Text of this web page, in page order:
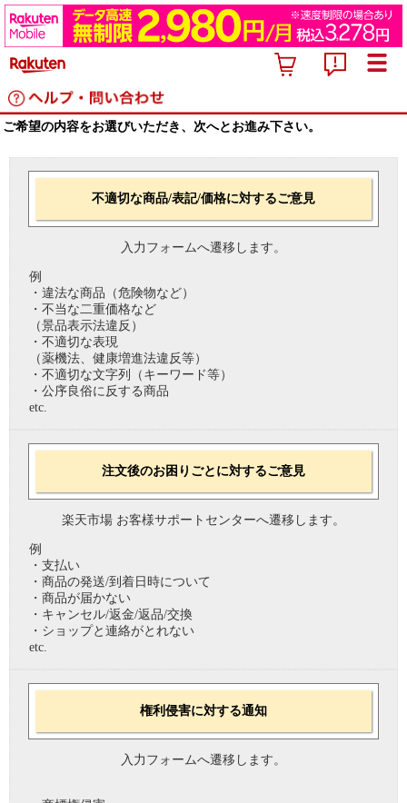
ご希望の内容をお選びいただき、次へとお進み下さい。
不適切な商品/表記/価格に対するご意見
入力フォームへ遷移します。
例
・違法な商品（危険物など）
・不当な二重価格など
（景品表示法違反）
・不適切な表現
（薬機法、健康増進法違反等）
・不適切な文字列（キーワード等）
・公序良俗に反する商品
etc.
注文後のお困りごとに対するご意見
楽天市場 お客様サポートセンターへ遷移します。
例
・支払い
・商品の発送/到着日時について
・商品が届かない
・キャンセル/返金/返品/交換
・ショップと連絡がとれない
etc.
権利侵害に対する通知
入力フォームへ遷移します。